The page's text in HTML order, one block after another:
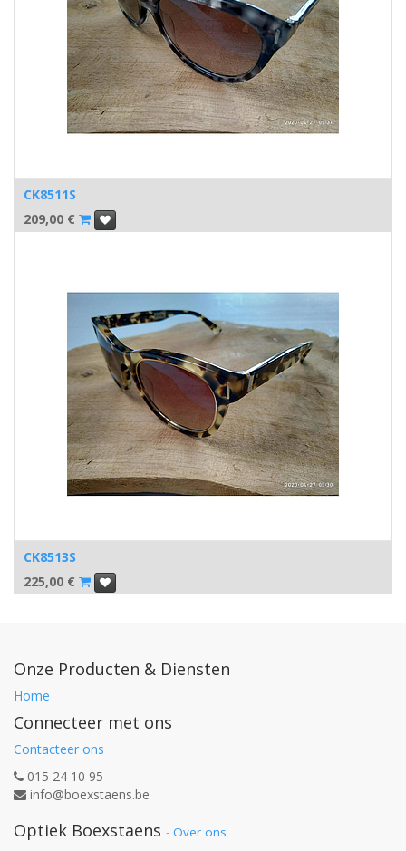
CK8511S
209,00 €
CK8513S
225,00 €
Onze Producten & Diensten
Home
Connecteer met ons
Contacteer ons
015 24 10 95
info@boexstaens.be
Optiek Boexstaens - Over ons